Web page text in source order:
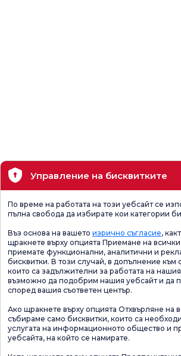
Управление на бисквитките
По време на работата на този уебсайт се
пълна свобода да избирате кои категории
Въз основа на вашето изрично съгласие,
щракнете върху опцията Приемане на
приемате функционални, аналитични и
бисквитки. В този случай, в допълнение към
които са задължителни за работата на нашия
възможно да подобрим нашия уебсайт и да
според вашия съответен център.
Ако щракнете върху опцията Отхвърляне
събираме само бисквитки, които са
услугата на информационното общество и
уебсайта, на който се намирате.